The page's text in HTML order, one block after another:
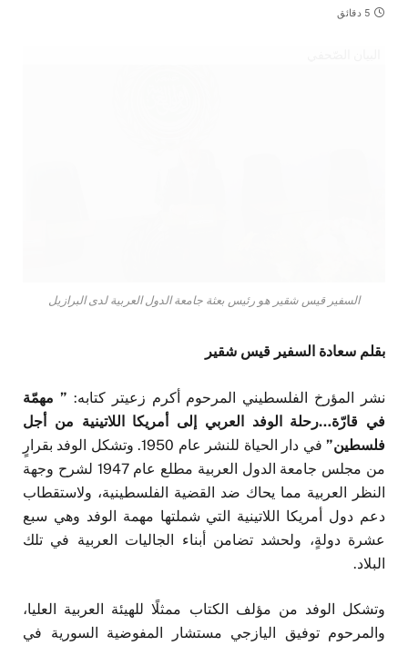
5 دقائق
السفير قيس شقير هو رئيس بعثة جامعة الدول العربية لدى البرازيل
بقلم سعادة السفير قيس شقير
نشر المؤرخ الفلسطيني المرحوم أكرم زعيتر كتابه: ” مهمّة
في قارّة…رحلة الوفد العربي إلى أمريكا اللاتينية من أجل
فلسطين”
في دار الحياة للنشر عام 1950. وتشكل الوفد بقرارٍ
من مجلس جامعة الدول العربية مطلع عام 1947 لشرح وجهة
النظر العربية مما يحاك ضد القضية الفلسطينية، ولاستقطاب
دعم دول أمريكا اللاتينية التي شملتها مهمة الوفد وهي سبع
عشرة دولةٍ، ولحشد تضامن أبناء الجاليات العربية في تلك
البلاد.
وتشكل الوفد من مؤلف الكتاب ممثلًا للهيئة العربية العليا،
والمرحوم توفيق اليازجي مستشار المفوضية السورية في